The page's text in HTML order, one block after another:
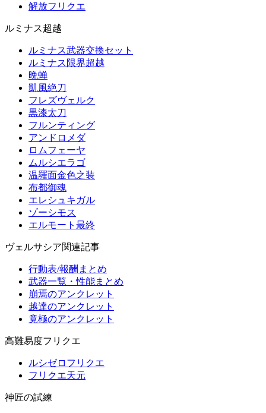
解放フリクエ
ルミナス超越
ルミナス武器交換セット
ルミナス限界超越
晩蝉
凱風絶刀
フレズヴェルク
黒漆太刀
フルンティング
アンドロメダ
ロムフェーヤ
ムルシエラゴ
温羅面金色之装
布都御魂
エレシュキガル
ゾーシモス
エルモート最終
ヴェルサシア関連記事
行動表/報酬まとめ
武器一覧・性能まとめ
崩焉のアンクレット
越達のアンクレット
竟極のアンクレット
高難易度フリクエ
ルシゼロフリクエ
フリクエ天元
神匠の試練